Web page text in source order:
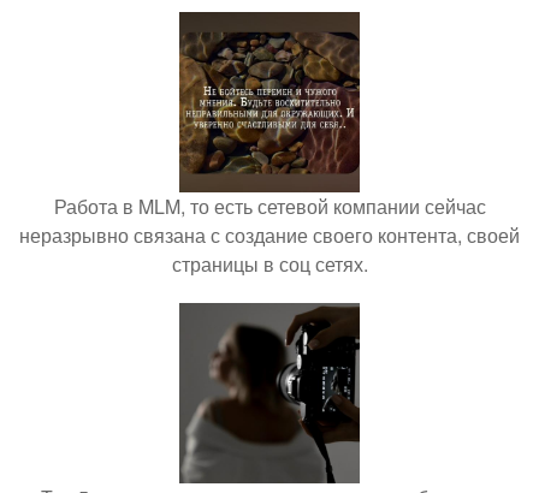
Работа в MLM, то есть сетевой компании сейчас
неразрывно связана с создание своего контента, своей
страницы в соц сетях.